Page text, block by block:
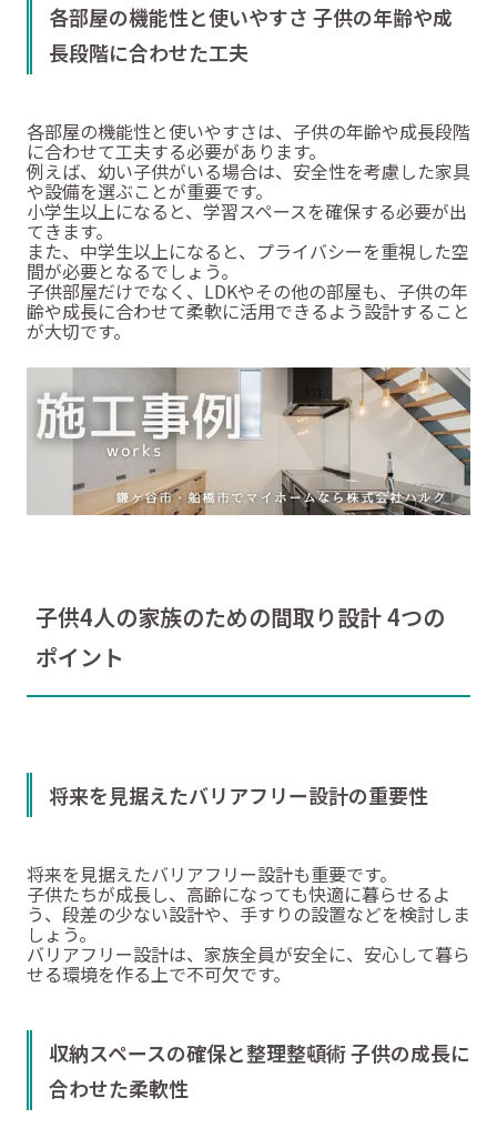
各部屋の機能性と使いやすさ 子供の年齢や成
長段階に合わせた工夫
各部屋の機能性と使いやすさは、子供の年齢や成長段階
に合わせて工夫する必要があります。
例えば、幼い子供がいる場合は、安全性を考慮した家具
や設備を選ぶことが重要です。
小学生以上になると、学習スペースを確保する必要が出
てきます。
また、中学生以上になると、プライバシーを重視した空
間が必要となるでしょう。
子供部屋だけでなく、LDKやその他の部屋も、子供の年
齢や成長に合わせて柔軟に活用できるよう設計すること
が大切です。
子供4人の家族のための間取り設計 4つの
ポイント
将来を見据えたバリアフリー設計の重要性
将来を見据えたバリアフリー設計も重要です。
子供たちが成長し、高齢になっても快適に暮らせるよ
う、段差の少ない設計や、手すりの設置などを検討しま
しょう。
バリアフリー設計は、家族全員が安全に、安心して暮ら
せる環境を作る上で不可欠です。
収納スペースの確保と整理整頓術 子供の成長に
合わせた柔軟性